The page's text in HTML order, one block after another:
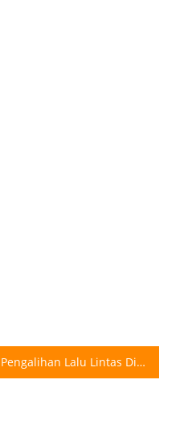
Pengalihan Lalu Lintas Di Seputaran Lapangan Benteng Selasa 29/07/25 Ada acara nonton